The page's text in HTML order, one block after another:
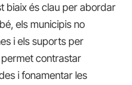
biaix és clau per abordar
els municipis no
i els suports per
contrastar
i fonamentar les